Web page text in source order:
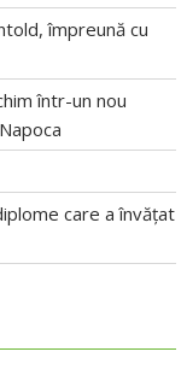
împreună cu
într-un nou
care a învățat